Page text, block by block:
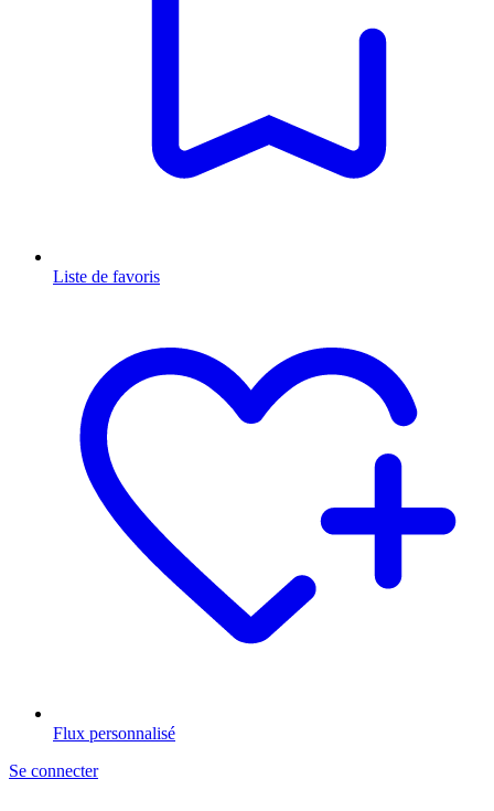
Liste de favoris
Flux personnalisé
Se connecter